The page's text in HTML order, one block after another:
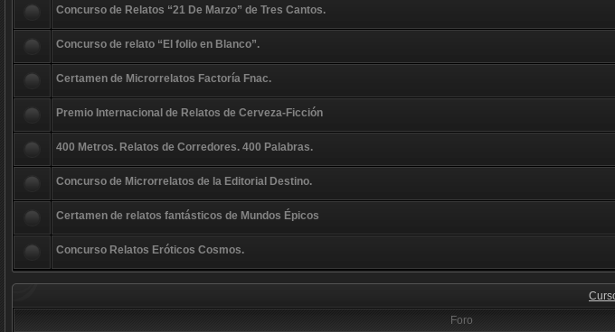
Concurso de Relatos “21 De Marzo” de Tres Cantos.
Concurso de relato “El folio en Blanco”.
Certamen de Microrrelatos Factoría Fnac.
Premio Internacional de Relatos de Cerveza-Ficción
400 Metros. Relatos de Corredores. 400 Palabras.
Concurso de Microrrelatos de la Editorial Destino.
Certamen de relatos fantásticos de Mundos Épicos
Concurso Relatos Eróticos Cosmos.
Foro